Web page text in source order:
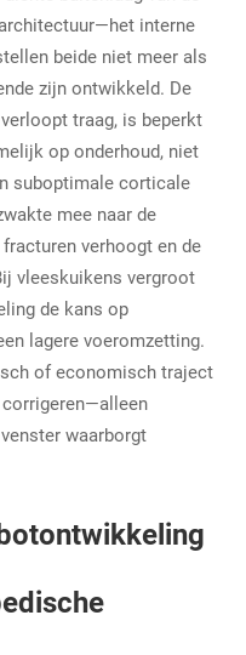
interne
beide niet meer als
zijn ontwikkeld. De
traag, is beperkt
op onderhoud, niet
suboptimale corticale
mee naar de
verhoogt en de
vleeskuikens vergroot
de kans op
lagere voeromzetting.
of economisch traject
waarborgt